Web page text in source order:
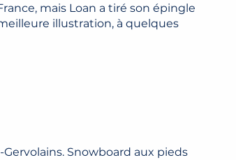
mais Loan a tiré son épingle
illustration, à quelques
Snowboard aux pieds